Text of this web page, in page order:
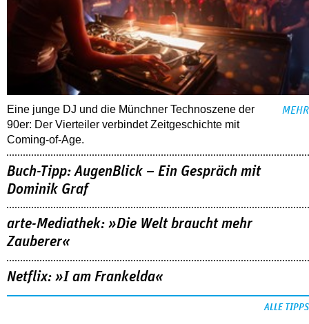
Eine junge DJ und die Münchner Technoszene der
90er: Der Vierteiler verbindet Zeitgeschichte mit
Coming-of-Age.
MEHR
Buch-Tipp: AugenBlick – Ein Gespräch mit
Dominik Graf
arte-Mediathek: »Die Welt braucht mehr
Zauberer«
Netflix: »I am Frankelda«
ALLE TIPPS